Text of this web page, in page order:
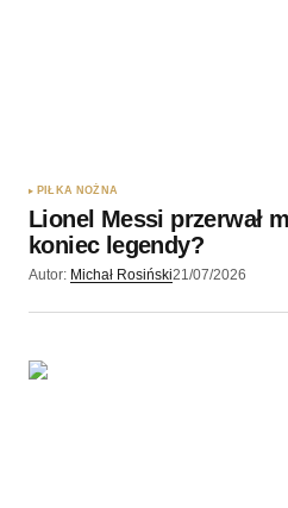
PIŁKA NOŻNA
Lionel Messi przerwał
koniec legendy?
Autor: Michał Rosiński21/07/2026